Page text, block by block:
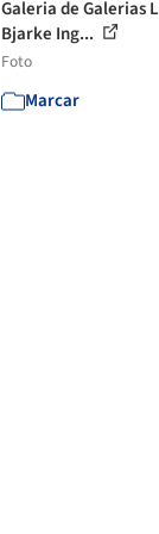
Galeria de Galerias
Bjarke Ing...
Foto
Marcar